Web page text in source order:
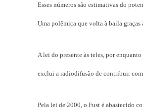
Esses números são estimativas do
Uma polêmica que volta à baila graças
A lei do presente às teles, por
exclui a radiodifusão de contribuir
Pela lei de 2000, o Fust é abastecido